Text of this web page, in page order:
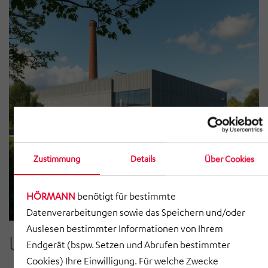
Zustimmung Details Über Cookies
HÖRMANN benötigt für bestimmte
Datenverarbeitungen sowie das Speichern und/oder
Auslesen bestimmter Informationen von Ihrem
Endgerät (bspw. Setzen und Abrufen bestimmter
Cookies) Ihre Einwilligung. Für welche Zwecke
Unsere Leistungen